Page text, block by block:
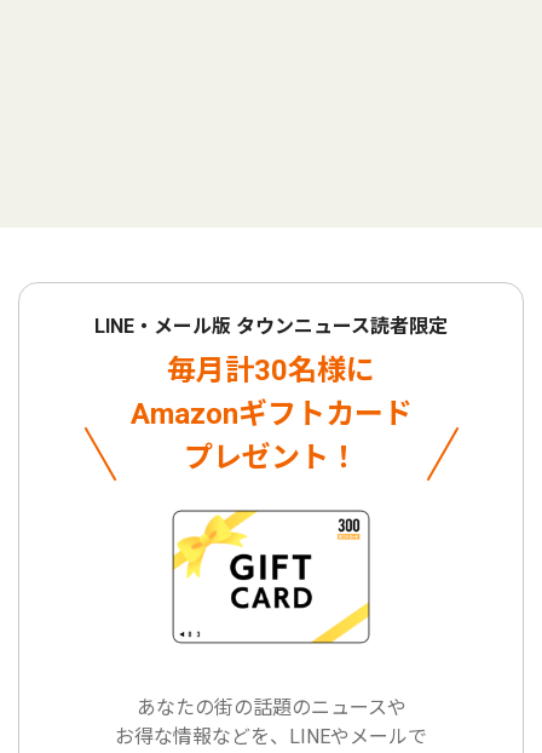
LINE・メール版 タウンニュース読者限定
毎月計30名様に
Amazonギフトカード
プレゼント！
あなたの街の話題のニュースや
お得な情報などを、LINEやメールで